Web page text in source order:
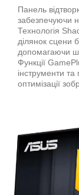
Панель
забезпечуючи
Технологія
ділянок сцени
допомагаючи
Функції
інструменти
оптимізації